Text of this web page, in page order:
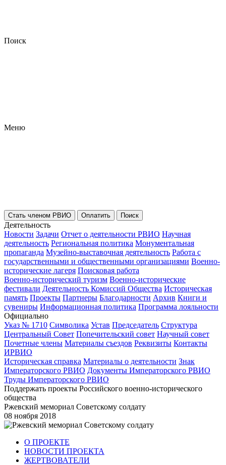
Поиск
Меню
Стать членом РВИО Оплатить Поиск
Деятельность
Новости Задачи Отчет о деятельности РВИО Научная
деятельность Региональная политика Монументальная
пропаганда Музейно-выставочная деятельность Работа с
государственными и общественными организациями Военно-
исторические лагеря Поисковая работа
Военно-исторический туризм Военно-исторические
фестивали Деятельность Комиссий Общества Историческая
память Проекты Партнеры Благодарности Архив Книги и
сувениры Информационная политика Программа лояльности
Официально
Указ № 1710 Символика Устав Председатель Структура
Центральный Совет Попечительский совет Научный совет
Почетные члены Материалы съездов Реквизиты Контакты
ИРВИО
Историческая справка Материалы о деятельности Знак
Императорского РВИО Документы Императорского РВИО
Труды Императорского РВИО
Поддержать проекты Российского военно-исторического
общества
Ржевский мемориал Советскому солдату
08 ноября 2018
О ПРОЕКТЕ
НОВОСТИ ПРОЕКТА
ЖЕРТВОВАТЕЛИ